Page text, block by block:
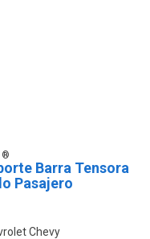
Barra Tensora
Pasajero
Chevy